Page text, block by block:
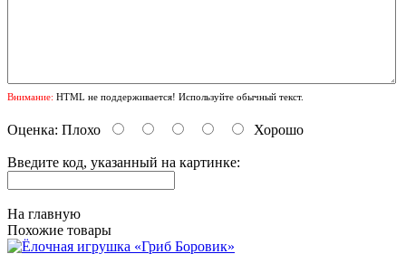
Внимание: HTML не поддерживается! Используйте обычный текст.
Оценка: Плохо Хорошо
Введите код, указанный на картинке:
На главную
Похожие товары